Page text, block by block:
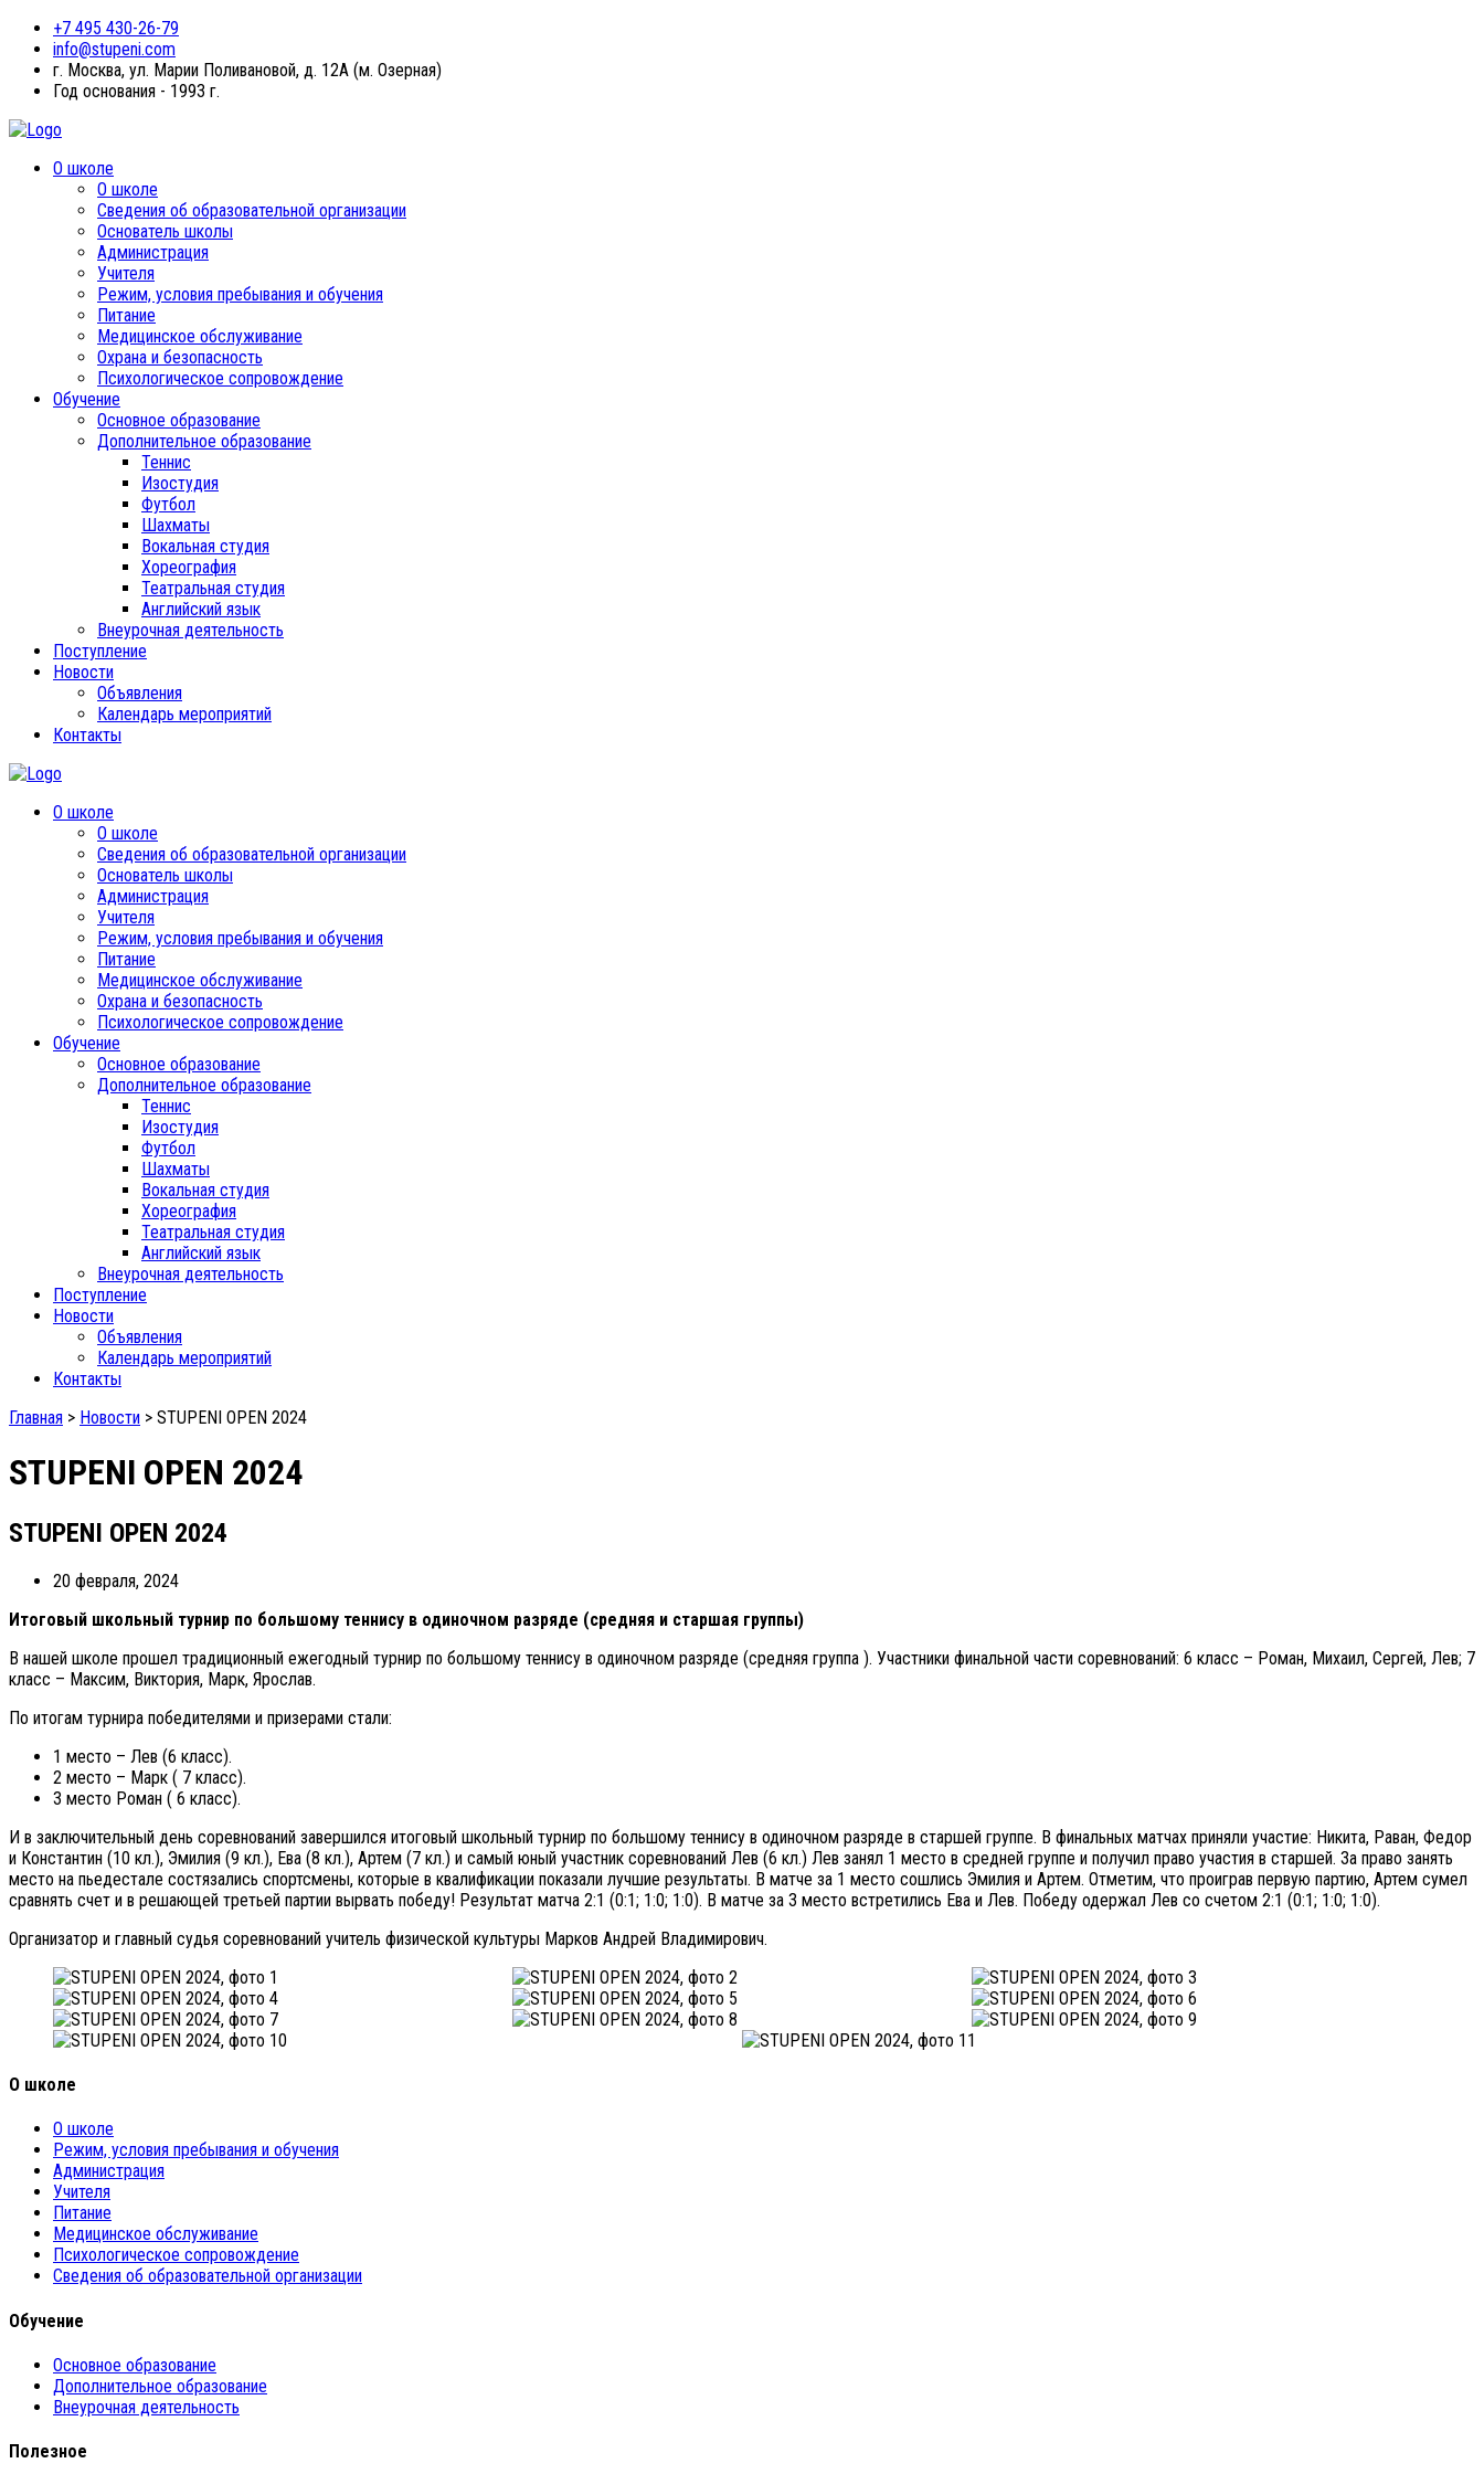
+7 495 430-26-79
info@stupeni.com
г. Москва, ул. Марии Поливановой, д. 12А (м. Озерная)
Год основания - 1993 г.
О школе
О школе
Сведения об образовательной организации
Основатель школы
Администрация
Учителя
Режим, условия пребывания и обучения
Питание
Медицинское обслуживание
Охрана и безопасность
Психологическое сопровождение
Обучение
Основное образование
Дополнительное образование
Теннис
Изостудия
Футбол
Шахматы
Вокальная студия
Хореография
Театральная студия
Английский язык
Внеурочная деятельность
Поступление
Новости
Объявления
Календарь мероприятий
Контакты
О школе
О школе
Сведения об образовательной организации
Основатель школы
Администрация
Учителя
Режим, условия пребывания и обучения
Питание
Медицинское обслуживание
Охрана и безопасность
Психологическое сопровождение
Обучение
Основное образование
Дополнительное образование
Теннис
Изостудия
Футбол
Шахматы
Вокальная студия
Хореография
Театральная студия
Английский язык
Внеурочная деятельность
Поступление
Новости
Объявления
Календарь мероприятий
Контакты
Главная > Новости > STUPENI OPEN 2024
STUPENI OPEN 2024
STUPENI OPEN 2024
20 февраля, 2024
Итоговый школьный турнир по большому теннису в одиночном разряде (средняя и старшая группы)
В нашей школе прошел традиционный ежегодный турнир по большому теннису в одиночном разряде (средняя группа ). Участники финальной части соревнований: 6 класс – Роман, Михаил, Сергей, Лев; 7
класс – Максим, Виктория, Марк, Ярослав.
По итогам турнира победителями и призерами стали:
1 место – Лев (6 класс).
2 место – Марк ( 7 класс).
3 место Роман ( 6 класс).
И в заключительный день соревнований завершился итоговый школьный турнир по большому теннису в одиночном разряде в старшей группе. В финальных матчах приняли участие: Никита, Раван, Федор
и Константин (10 кл.), Эмилия (9 кл.), Ева (8 кл.), Артем (7 кл.) и самый юный участник соревнований Лев (6 кл.) Лев занял 1 место в средней группе и получил право участия в старшей. За право занять
место на пьедестале состязались спортсмены, которые в квалификации показали лучшие результаты. В матче за 1 место сошлись Эмилия и Артем. Отметим, что проиграв первую партию, Артем сумел
сравнять счет и в решающей третьей партии вырвать победу! Результат матча 2:1 (0:1; 1:0; 1:0). В матче за 3 место встретились Ева и Лев. Победу одержал Лев со счетом 2:1 (0:1; 1:0; 1:0).
Организатор и главный судья соревнований учитель физической культуры Марков Андрей Владимирович.
О школе
О школе
Режим, условия пребывания и обучения
Администрация
Учителя
Питание
Медицинское обслуживание
Психологическое сопровождение
Сведения об образовательной организации
Обучение
Основное образование
Дополнительное образование
Внеурочная деятельность
Полезное